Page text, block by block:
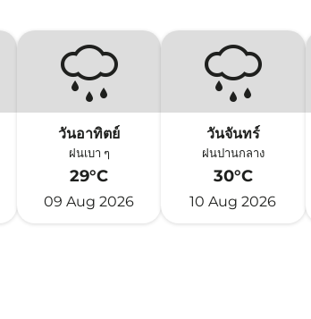
วันอาทิตย์
ฝนเบา ๆ
29°C
09 Aug 2026
วันจันทร์
ฝนปานกลาง
30°C
10 Aug 2026